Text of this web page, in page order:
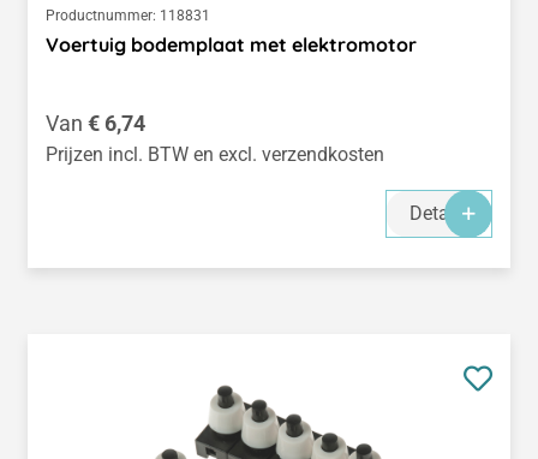
Productnummer: 118831
Voertuig bodemplaat met elektromotor
Normale prijs:
Van € 6,74
Prijzen incl. BTW en excl. verzendkosten
Details